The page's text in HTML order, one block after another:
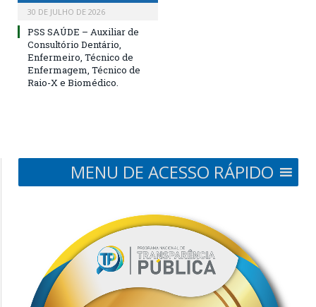
30 DE JULHO DE 2026
PSS SAÚDE – Auxiliar de
Consultório Dentário,
Enfermeiro, Técnico de
Enfermagem, Técnico de
Raio-X e Biomédico.
MENU DE ACESSO RÁPIDO